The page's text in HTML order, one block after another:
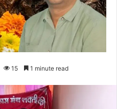
15 1 minute read